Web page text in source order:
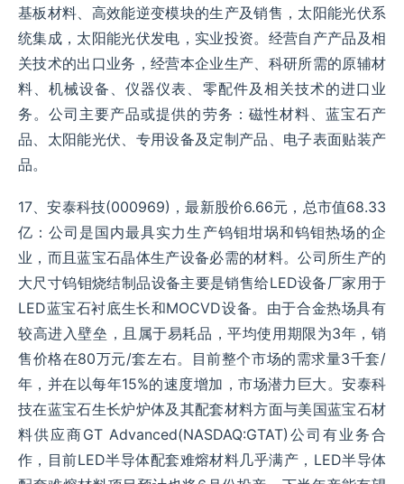
基板材料、高效能逆变模块的生产及销售，太阳能光伏系
统集成，太阳能光伏发电，实业投资。经营自产产品及相
关技术的出口业务，经营本企业生产、科研所需的原辅材
料、机械设备、仪器仪表、零配件及相关技术的进口业
务。公司主要产品或提供的劳务：磁性材料、蓝宝石产
品、太阳能光伏、专用设备及定制产品、电子表面贴装产
品。
17、安泰科技(000969)，最新股价6.66元，总市值68.33
亿：公司是国内最具实力生产钨钼坩埚和钨钼热场的企
业，而且蓝宝石晶体生产设备必需的材料。公司所生产的
大尺寸钨钼烧结制品设备主要是销售给LED设备厂家用于
LED蓝宝石衬底生长和MOCVD设备。由于合金热场具有
较高进入壁垒，且属于易耗品，平均使用期限为3年，销
售价格在80万元/套左右。目前整个市场的需求量3千套/
年，并在以每年15%的速度增加，市场潜力巨大。安泰科
技在蓝宝石生长炉炉体及其配套材料方面与美国蓝宝石材
料供应商GT Advanced(NASDAQ:GTAT)公司有业务合
作，目前LED半导体配套难熔材料几乎满产，LED半导体